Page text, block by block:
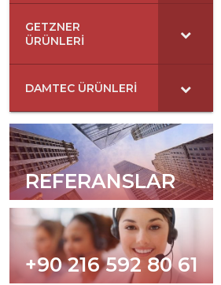
GETZNER
ÜRÜNLERI
DAMTEC ÜRÜNLERI
REFERANSLAR
+90 216 592 80 61